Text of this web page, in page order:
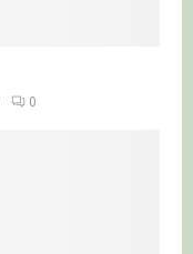
0